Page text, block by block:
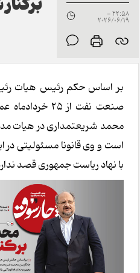
22:58 -
2026/06/19
بر اساس حکم رئیس هیات
صنعت نفت از
محمد شریعتمداری در هیات
است و وی قانونا مسئولیتی در
با نهاد ریاست جمهوری قصد